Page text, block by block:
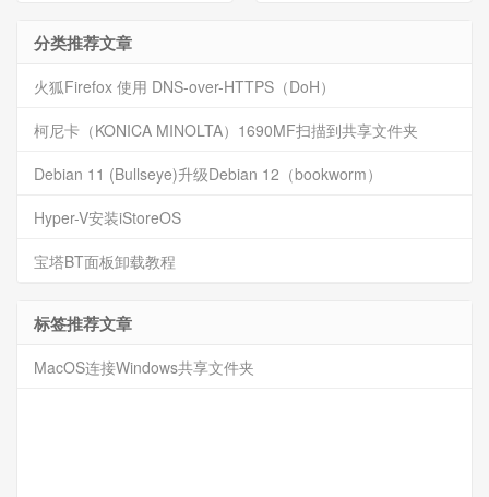
分类推荐文章
火狐Firefox 使用 DNS-over-HTTPS（DoH）
柯尼卡（KONICA MINOLTA）1690MF扫描到共享文件夹
Debian 11 (Bullseye)升级Debian 12（bookworm）
Hyper-V安装iStoreOS
宝塔BT面板卸载教程
标签推荐文章
MacOS连接Windows共享文件夹